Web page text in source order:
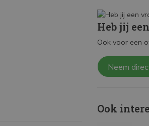
Heb jij
Ook voor een
Neem
Ook